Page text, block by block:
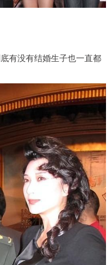
有没有结婚生子也一直都